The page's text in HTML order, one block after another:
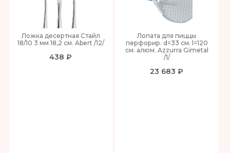
Ложка десертная Стайл
18/10 3 мм 18,2 см. Abert /12/
438 ₽
Лопата для пиццы
перфорир. d=33 см. l=120
см. алюм. Azzurra Gimetal
/1/
23 683 ₽